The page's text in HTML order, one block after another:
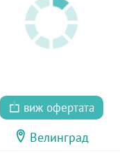
виж офертата
Велинград